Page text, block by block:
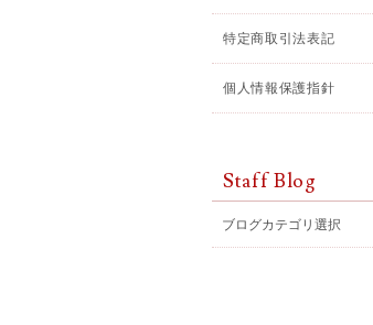
特定商取引法表記
個人情報保護指針
Staff Blog